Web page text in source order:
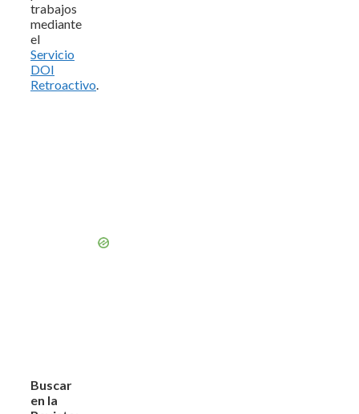
trabajos
mediante
el
Servicio
DOI
Retroactivo
Buscar
en la